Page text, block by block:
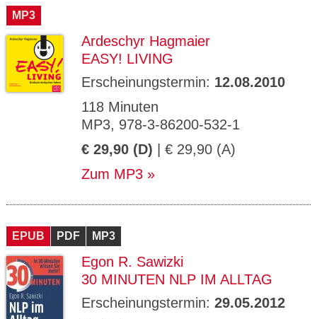
MP3
Ardeschyr Hagmaier
EASY! LIVING
Erscheinungstermin: 12.08.2010
118 Minuten
MP3, 978-3-86200-532-1
€ 29,90 (D) | € 29,90 (A)
Zum MP3
EPUB PDF MP3
Egon R. Sawizki
30 MINUTEN NLP IM ALLTAG
Erscheinungstermin: 29.05.2012